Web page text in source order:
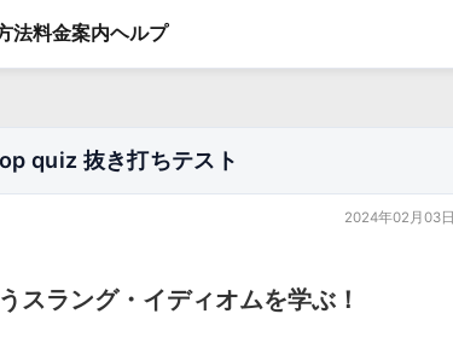
法料金案内ヘルプ
quiz 抜き打ちテスト
2024年02月03日
スラング・イディオムを学ぶ！